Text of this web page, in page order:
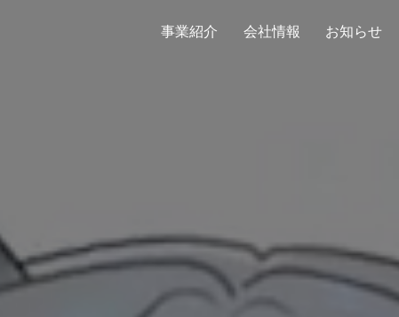
事業紹介 会社情報 お知らせ